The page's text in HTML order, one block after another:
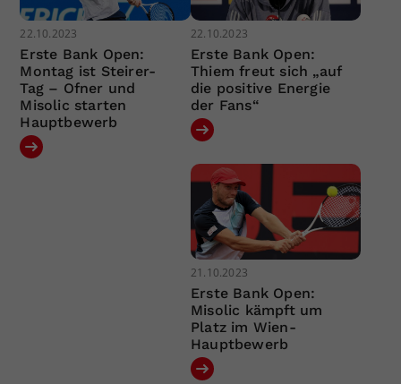
22.10.2023
Erste Bank Open:
Montag ist Steirer-
Tag – Ofner und
Misolic starten
Hauptbewerb
22.10.2023
Erste Bank Open:
Thiem freut sich „auf
die positive Energie
der Fans“
21.10.2023
Erste Bank Open:
Misolic kämpft um
Platz im Wien-
Hauptbewerb